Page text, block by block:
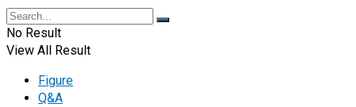
No Result
View All Result
Figure
Q&A